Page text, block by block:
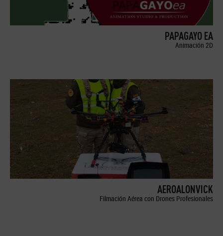
PAPAGAYO EA
Animación 2D
AEROALONVICK
Filmación Aérea con Drones Profesionales